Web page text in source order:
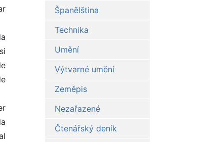
Španělština
Technika
Umění
Výtvarné umění
Zeměpis
Nezařazené
Čtenářský deník